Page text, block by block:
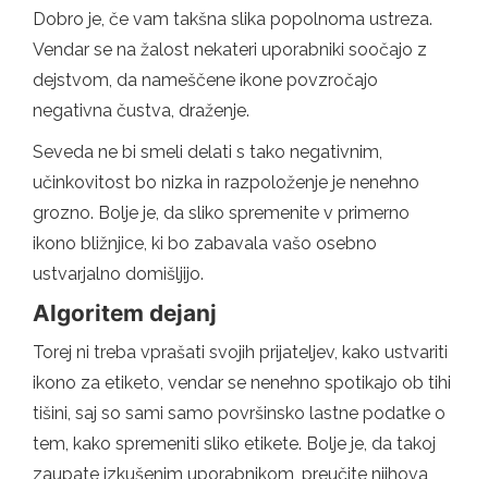
Dobro je, če vam takšna slika popolnoma ustreza.
Vendar se na žalost nekateri uporabniki soočajo z
dejstvom, da nameščene ikone povzročajo
negativna čustva, draženje.
Seveda ne bi smeli delati s tako negativnim,
učinkovitost bo nizka in razpoloženje je nenehno
grozno. Bolje je, da sliko spremenite v primerno
ikono bližnjice, ki bo zabavala vašo osebno
ustvarjalno domišljijo.
Algoritem dejanj
Torej ni treba vprašati svojih prijateljev, kako ustvariti
ikono za etiketo, vendar se nenehno spotikajo ob tihi
tišini, saj so sami samo površinsko lastne podatke o
tem, kako spremeniti sliko etikete. Bolje je, da takoj
zaupate izkušenim uporabnikom, preučite njihova